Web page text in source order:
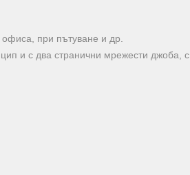
при пътуване и др.
и с два странични мрежести джоба, с